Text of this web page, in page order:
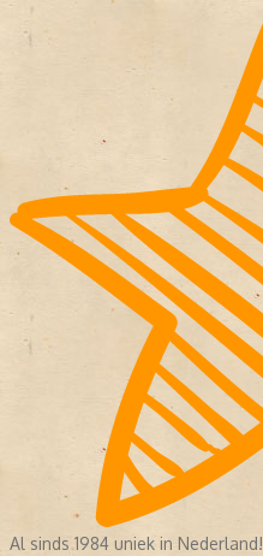
Al sinds 1984 uniek in Nederland!